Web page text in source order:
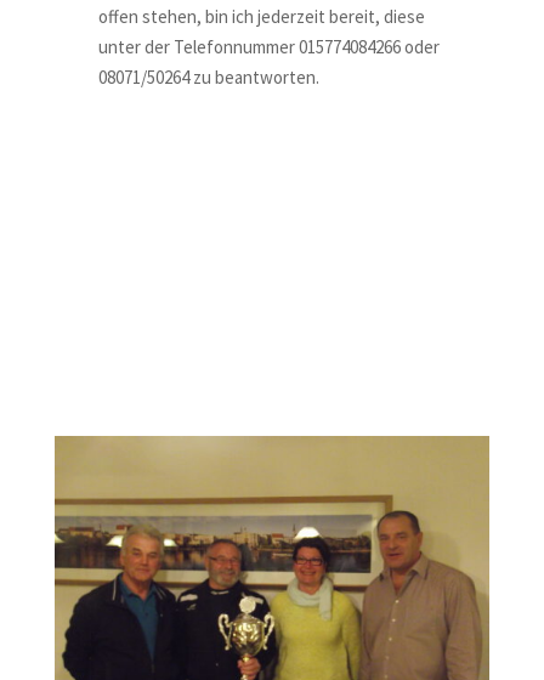
offen stehen, bin ich jederzeit bereit, diese
unter der Telefonnummer 015774084266 oder
08071/50264 zu beantworten.